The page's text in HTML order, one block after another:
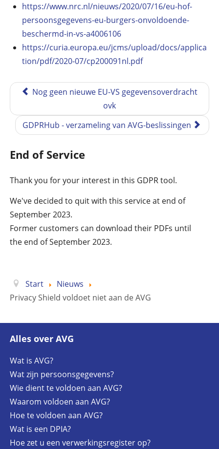
https://www.nrc.nl/nieuws/2020/07/16/eu-hof-
persoonsgegevens-eu-burgers-onvoldoende-
beschermd-in-vs-a4006106
https://curia.europa.eu/jcms/upload/docs/applica
tion/pdf/2020-07/cp200091nl.pdf
Nog geen nieuwe EU-VS gegevensoverdracht
ovk
GDPRHub - verzameling van AVG-beslissingen
End of Service
Thank you for your interest in this GDPR tool.
We've decided to quit with this service at end of
September 2023.
Former customers can download their PDFs until
the end of September 2023.
Start
Nieuws
Privacy Shield voldoet niet aan de AVG
Alles over AVG
Wat is AVG?
Wat zijn persoonsgegevens?
Wie dient te voldoen aan AVG?
Waarom voldoen aan AVG?
Hoe te voldoen aan AVG?
Wat is een DPIA?
Hoe zet u een verwerkingsregister op?